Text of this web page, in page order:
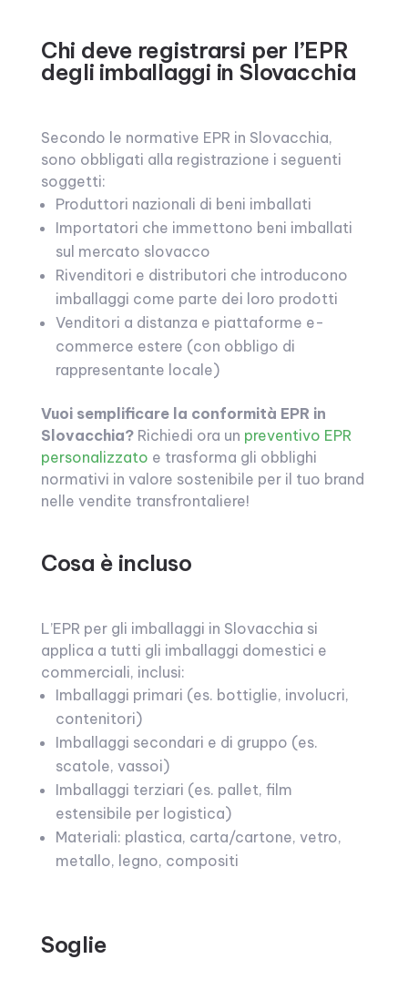
Chi deve registrarsi per l’EPR
degli imballaggi in Slovacchia
Secondo le normative EPR in Slovacchia,
sono obbligati alla registrazione i seguenti
soggetti:
Produttori nazionali di beni imballati
Importatori che immettono beni imballati
sul mercato slovacco
Rivenditori e distributori che introducono
imballaggi come parte dei loro prodotti
Venditori a distanza e piattaforme e-
commerce estere (con obbligo di
rappresentante locale)
Vuoi semplificare la conformità EPR in
Slovacchia?Richiedi ora un preventivo EPR
personalizzato e trasforma gli obblighi
normativi in valore sostenibile per il tuo brand
nelle vendite transfrontaliere!
Cosa è incluso
L’EPR per gli imballaggi in Slovacchia si
applica a tutti gli imballaggi domestici e
commerciali, inclusi:
Imballaggi primari (es. bottiglie, involucri,
contenitori)
Imballaggi secondari e di gruppo (es.
scatole, vassoi)
Imballaggi terziari (es. pallet, film
estensibile per logistica)
Materiali: plastica, carta/cartone, vetro,
metallo, legno, compositi
Soglie